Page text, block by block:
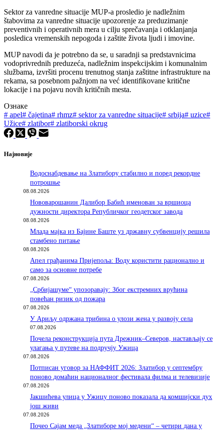
Sektor za vanredne situacije MUP-a prosledio je nadležnim
štabovima za vanredne situacije upozorenje za preduzimanje
preventivnih i operativnih mera u cilju sprečavanja i otklanjanja
posledica vremenskih nepogoda i zaštite života ljudi i imovine.
MUP navodi da je potrebno da se, u saradnji sa predstavnicima
vodoprivrednih preduzeća, nadležnim inspekcijskim i komunalnim
službama, izvršiti procenu trenutnog stanja zaštitne infrastrukture na
rekama, sa posebnom pažnjom na već identifikovane kritične
lokacije i na pojavu novih kritičnih mesta.
Ознаке
# apel# čajetina# rhmz# sektor za vanredne situacije# srbija# uzice#
Užice# zlatibor# zlatiborski okrug
Најновије
Водоснабдевање на Златибору стабилно и поред рекордне
потрошње
08.08.2026
Нововарошанин Далибор Бабић именован за вршиоца
дужности директора Републичког геодетског завода
08.08.2026
Млада мајка из Бајине Баште уз државну субвенцију решила
стамбено питање
08.08.2026
Апел грађанима Пријепоља: Воду користити рационално и
само за основне потребе
07.08.2026
„Србијашуме“ упозоравају: Због екстремних врућина
повећан ризик од пожара
07.08.2026
У Ариљу одржана трибина о улози жена у развоју села
07.08.2026
Почела реконструкција пута Дрежник–Северов, настављају се
улагања у путеве на подручју Ужица
07.08.2026
Потписан уговор за НАФФИТ 2026: Златибор у септембру
поново домаћин националног фестивала филма и телевизије
07.08.2026
Јакшићева улица у Ужицу поново показала да комшијски дух
још живи
07.08.2026
Почео Сајам меда „Златиборе мој медени“ – четири дана у